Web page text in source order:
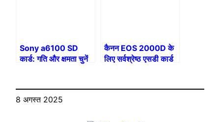
Sony a6100 SD
कार्ड: गति और क्षमता चुनें
कैनन EOS 2000D के
लिए सर्वश्रेष्ठ एसडी कार्ड
8 अगस्त 2025